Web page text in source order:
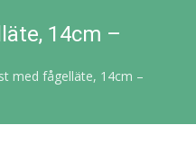
14cm –
med fågelläte, 14cm –